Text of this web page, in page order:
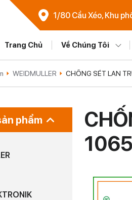
1/80 Cầu Xéo, Khu
Trang Chủ Về Chúng Tôi
WEIDMULLER CHỐNG SÉT LAN
phẩm